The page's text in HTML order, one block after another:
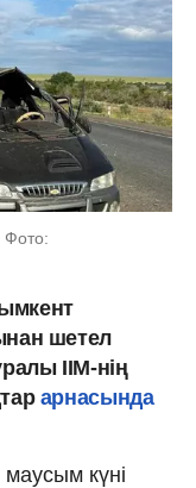
Фото:
шетел
ІІМ-нің
арнасында
күні